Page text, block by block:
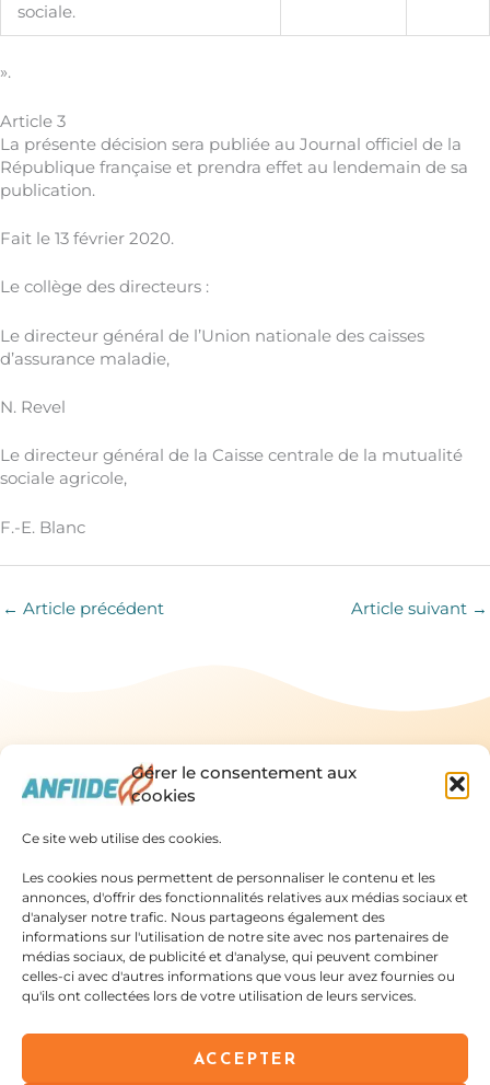
Gérer le consentement aux
cookies
Ce site web utilise des cookies.
Les cookies nous permettent de personnaliser le contenu et les
annonces, d'offrir des fonctionnalités relatives aux médias sociaux et
d'analyser notre trafic. Nous partageons également des
informations sur l'utilisation de notre site avec nos partenaires de
médias sociaux, de publicité et d'analyse, qui peuvent combiner
celles-ci avec d'autres informations que vous leur avez fournies ou
qu'ils ont collectées lors de votre utilisation de leurs services.
ACCEPTER
sociale.
».
Article 3
La présente décision sera publiée au Journal officiel de la
République française et prendra effet au lendemain de sa
publication.
Fait le 13 février 2020.
Le collège des directeurs :
Le directeur général de l’Union nationale des caisses
d’assurance maladie,
N. Revel
Le directeur général de la Caisse centrale de la mutualité
sociale agricole,
F.-E. Blanc
← Article précédent Article suivant →
Nationale
Française Des
Infirmières Et
Infirmiers
Diplômés Et
Des Étudiants
Metz, 75019
Accueil
Qui
sommes
Un peu
d'histoire
Nos
Actions
Adhérents
Adhésion
© Droits de
reproduction
réservés2025
Association
Nationale Française
des Infirmières et
Infirmiers Diplômés
et des Étudiants